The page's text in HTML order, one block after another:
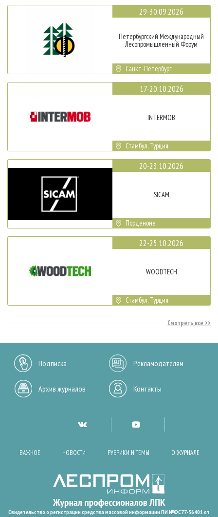
29-30.09.2026
Петербургский Международный
Лесопромышленный Форум
Санкт-Петербург
17-20.10.2026
INTERMOB
Стамбул, Турция
20-23.10.2026
SICAM
Порденоне
22-25.10.2026
WOODTECH
Стамбул, Турция
Смотреть все
Подписка Рекламодателям
Архив журналов Контакты
ВАЖНОЕ НОВОСТИ РУБРИКИ И ТЕМЫ О ЖУРНАЛЕ
Свидетельство о регистрации средства массовой информации ПИ №ФС77-36401 от